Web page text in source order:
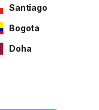
Santiago
Bogota
Doha